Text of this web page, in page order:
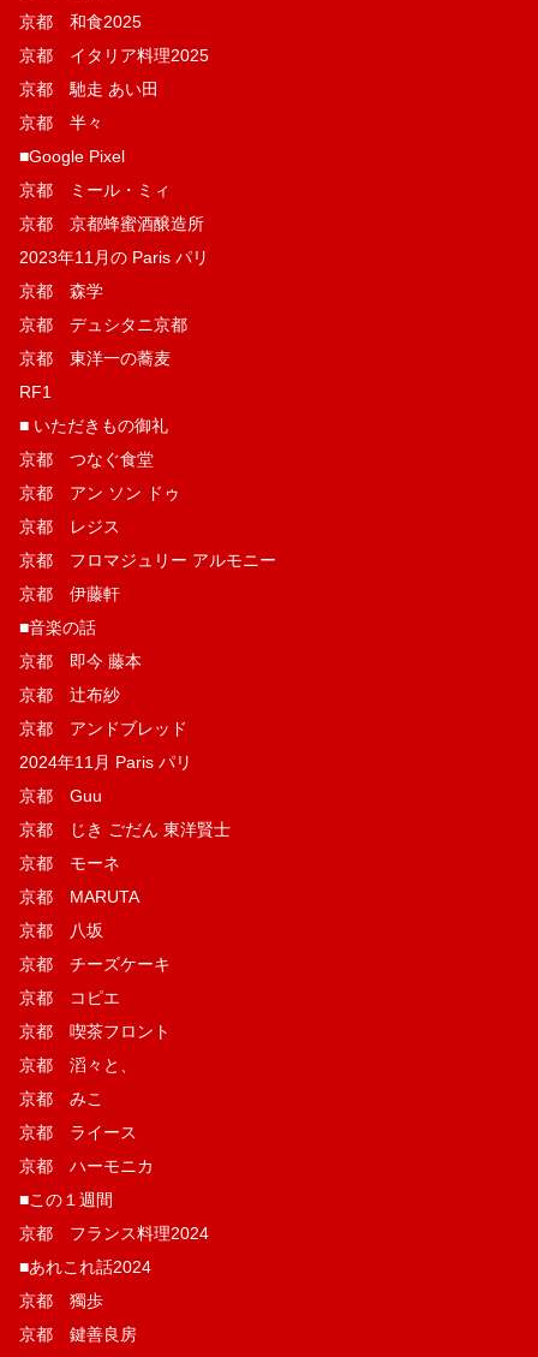
京都 和食2025
京都 イタリア料理2025
京都 馳走 あい田
京都 半々
■Google Pixel
京都 ミール・ミィ
京都 京都蜂蜜酒醸造所
2023年11月の Paris パリ
京都 森学
京都 デュシタニ京都
京都 東洋一の蕎麦
RF1
■ いただきもの御礼
京都 つなぐ食堂
京都 アン ソン ドゥ
京都 レジス
京都 フロマジュリー アルモニー
京都 伊藤軒
■音楽の話
京都 即今 藤本
京都 辻布紗
京都 アンドブレッド
2024年11月 Paris パリ
京都 Guu
京都 じき ごだん 東洋賢士
京都 モーネ
京都 MARUTA
京都 八坂
京都 チーズケーキ
京都 コピエ
京都 喫茶フロント
京都 滔々と、
京都 みこ
京都 ライース
京都 ハーモニカ
■この１週間
京都 フランス料理2024
■あれこれ話2024
京都 獨歩
京都 鍵善良房